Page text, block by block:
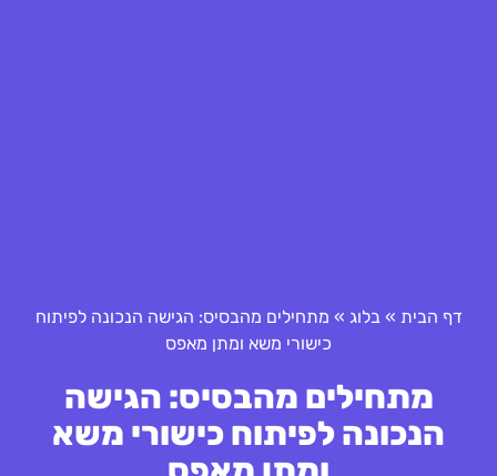
דף הבית »בלוג » מתחילים מהבסיס: הגישה הנכונה לפיתוח
כישורי משא ומתן מאפס
מתחילים מהבסיס: הגישה
הנכונה לפיתוח כישורי משא